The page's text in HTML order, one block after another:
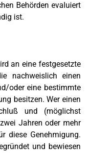
Behörden evaluiert
ist.
an eine festgesetzte
nachweislich einen
oder eine bestimmte
besitzen. Wer einen
und (möglichst
Jahren oder mehr
diese Genehmigung.
und bewiesen